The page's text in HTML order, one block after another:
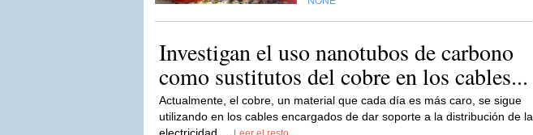
Investigan el uso nanotubos de carbono
como sustitutos del cobre en los cables...
Actualmente, el cobre, un material que cada día es más caro, se sigue
utilizando en los cables encargados de dar soporte a la distribución de la